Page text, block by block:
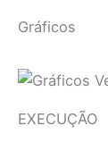
Gráficos
EXECUÇÃO